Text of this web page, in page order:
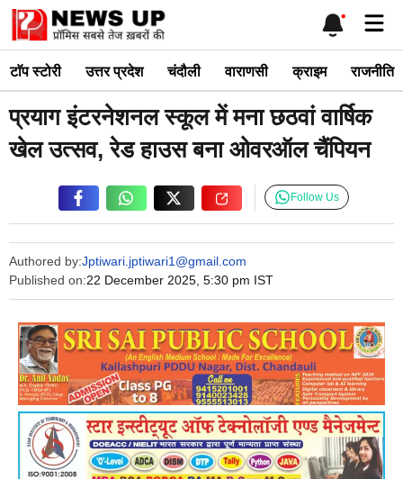
Skip
content
टाॅप स्टोरी उत्तर प्रदेश चंदौली वाराणसी क्राइम राजनीति
प्रयाग इंटरनेशनल स्कूल में मना छठवां वार्षिक
खेल उत्सव, रेड हाउस बना ओवरऑल चैंपियन
Authored by:Jptiwari.jptiwari1@gmail.com
Published on:22 December 2025, 5:30 pm IST
Follow Us